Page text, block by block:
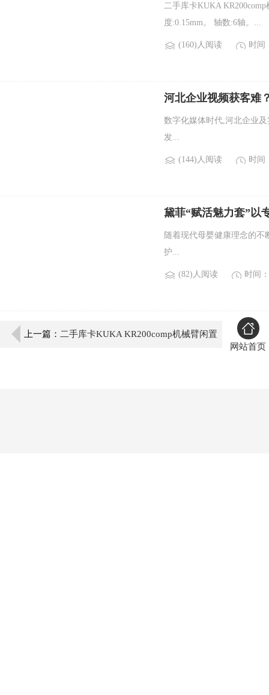
二手库卡KUKA
度:0.15mm。 轴数:6轴。...
(160)人阅读 时间
河北企业视频获客难
数字化媒体时代,河北企业
发...
(144)人阅读 时间
黛菲“赋活魅力套”以
随着现代母婴健康理念的
护...
(82)人阅读 时间
上一篇： 二手库卡KUKA KR200comp机械臂闲置
网站首页